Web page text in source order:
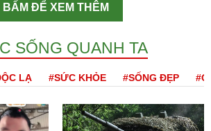
BẤM ĐỂ XEM THÊM
SỐNG QUANH TA
LẠ #SỨC KHỎE #SỐNG ĐẸP